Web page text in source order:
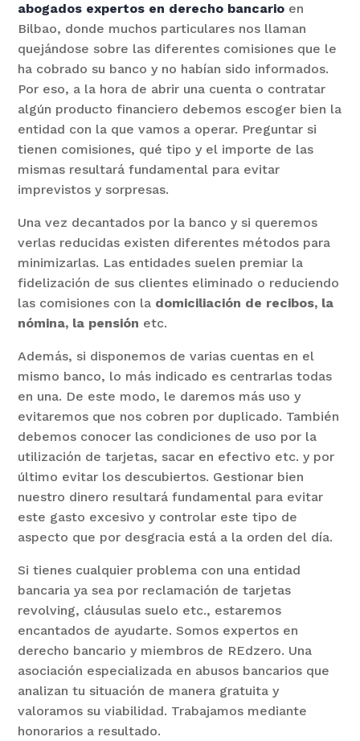
abogados expertos en derecho bancario en
Bilbao, donde muchos particulares nos llaman
quejándose sobre las diferentes comisiones que le
ha cobrado su banco y no habían sido informados.
Por eso, a la hora de abrir una cuenta o contratar
algún producto financiero debemos escoger bien la
entidad con la que vamos a operar. Preguntar si
tienen comisiones, qué tipo y el importe de las
mismas resultará fundamental para evitar
imprevistos y sorpresas.
Una vez decantados por la banco y si queremos
verlas reducidas existen diferentes métodos para
minimizarlas. Las entidades suelen premiar la
fidelización de sus clientes eliminado o reduciendo
las comisiones con la domiciliación de recibos, la
nómina, la pensión etc.
Además, si disponemos de varias cuentas en el
mismo banco, lo más indicado es centrarlas todas
en una. De este modo, le daremos más uso y
evitaremos que nos cobren por duplicado. También
debemos conocer las condiciones de uso por la
utilización de tarjetas, sacar en efectivo etc. y por
último evitar los descubiertos. Gestionar bien
nuestro dinero resultará fundamental para evitar
este gasto excesivo y controlar este tipo de
aspecto que por desgracia está a la orden del día.
Si tienes cualquier problema con una entidad
bancaria ya sea por reclamación de tarjetas
revolving, cláusulas suelo etc., estaremos
encantados de ayudarte. Somos expertos en
derecho bancario y miembros de REdzero. Una
asociación especializada en abusos bancarios que
analizan tu situación de manera gratuita y
valoramos su viabilidad. Trabajamos mediante
honorarios a resultado.